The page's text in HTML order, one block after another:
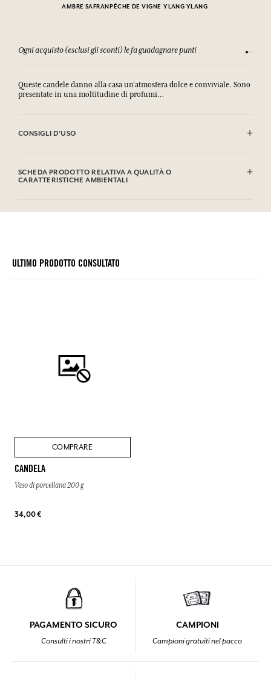
AMBRE SAFRANPÊCHE DE VIGNE YLANG YLANG
Ogni acquisto (esclusi gli sconti) le fa guadagnare punti
Queste candele danno alla casa un'atmosfera dolce e conviviale. Sono
presentate in una moltitudine di profumi…
CONSIGLI D'USO
SCHEDA PRODOTTO RELATIVA A QUALITÀ O
CARATTERISTICHE AMBIENTALI
ULTIMO PRODOTTO CONSULTATO
COMPRARE
CANDELA
Vaso di porcellana 200 g
34,00 €
PAGAMENTO SICURO
Consulti i nostri T&C
CAMPIONI
Campioni gratuiti nel pacco